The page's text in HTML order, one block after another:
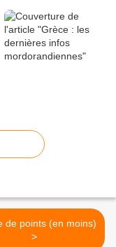
de points (en moins)
>